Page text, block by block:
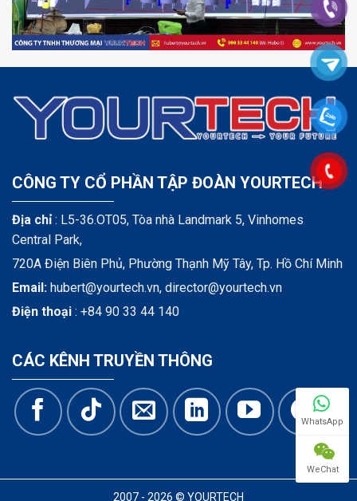
CÔNG TY CỔ PHẦN TẬP ĐOÀN YOURTECH
Địa chỉ: L5-36.OT05, Tòa nhà Landmark 5, Vinhomes
Central Park,
720A Điện Biên Phủ, Phường Thạnh Mỹ Tây, Tp. Hồ Chí Minh
Email: hubert@yourtech.vn, director@yourtech.vn
Điện thoại : +84 90 33 44 140
CÁC KÊNH TRUYỀN THÔNG
2007 - 2026 © YOURTECH
WhatsApp
WeChat